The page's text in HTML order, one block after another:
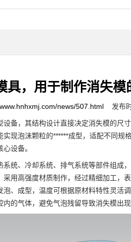
具，用于制作消失模
news/507.html 发布
备，其结构设计直接决定消失模的尺
现泡沫颗粒的******成型，适配不同规
设备。
系统、冷却系统、排气系统等部件组成
用高强度材质制作，经过精细加工，
、成型，温度可根据原材料特性灵活
的气体，避免气泡残留导致消失模出现